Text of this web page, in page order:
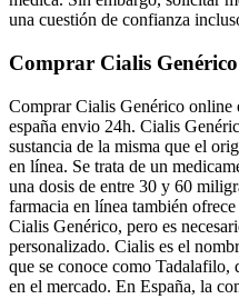
una cuestión de confianza
Comprar Cialis
Comprar Cialis Genérico online
españa envio 24h. Cialis
sustancia de la misma que el
en línea. Se trata de un
una dosis de entre 30 y 60
farmacia en línea también
Cialis Genérico, pero es
personalizado. Cialis es el
que se conoce como Tadalafilo,
en el mercado. En España, la